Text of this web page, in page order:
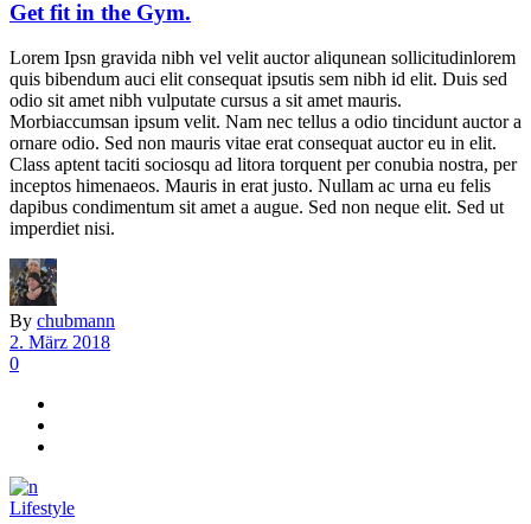
Get fit in the Gym.
Lorem Ipsn gravida nibh vel velit auctor aliqunean sollicitudinlorem
quis bibendum auci elit consequat ipsutis sem nibh id elit. Duis sed
odio sit amet nibh vulputate cursus a sit amet mauris.
Morbiaccumsan ipsum velit. Nam nec tellus a odio tincidunt auctor a
ornare odio. Sed non mauris vitae erat consequat auctor eu in elit.
Class aptent taciti sociosqu ad litora torquent per conubia nostra, per
inceptos himenaeos. Mauris in erat justo. Nullam ac urna eu felis
dapibus condimentum sit amet a augue. Sed non neque elit. Sed ut
imperdiet nisi.
By chubmann
2. März 2018
0
Lifestyle